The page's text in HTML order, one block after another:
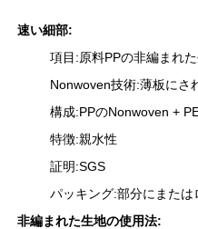
速い細部:
項目:原料PPの非編まれ
Nonwoven技術:薄板にさ
構成:PPのNonwoven +
特徴:親水性
証明:SGS
パッキング:部分にまたは
非編まれた生地の使用法: